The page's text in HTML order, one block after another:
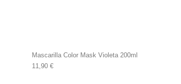
Mascarilla Color Mask Violeta 200ml
11,90 €